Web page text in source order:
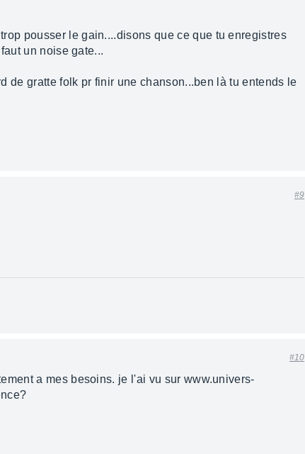
pousser le gain....disons que ce que tu enregistres
un noise gate...
de gratte folk pr finir une chanson...ben là tu entends le
#9
#10
a mes besoins. je l'ai vu sur www.univers-